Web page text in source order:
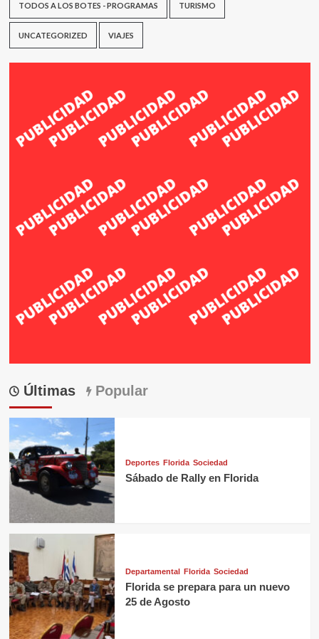
TODOS A LOS BOTES - PROGRAMAS TURISMO
UNCATEGORIZED VIAJES
Últimas Popular
Deportes Florida Sociedad
Sábado de Rally en Florida
Departamental Florida Sociedad
Florida se prepara para un nuevo
25 de Agosto